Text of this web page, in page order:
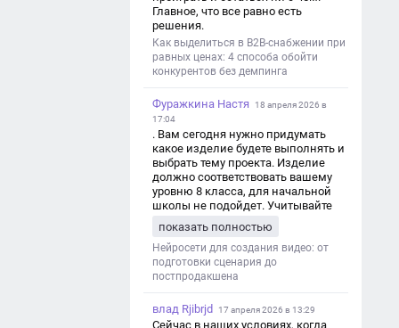
Главное, что все равно есть
решения.
Как выделиться в B2B-снабжении при
равных ценах: 4 способа обойти
конкурентов без демпинга
Фуражкина Настя
18 апреля 2026 в
17:04
. Вам сегодня нужно придумать
какое изделие будете выполнять и
выбрать тему проекта. Изделие
должно соответствовать вашему
уровню 8 класса, для начальной
школы не подойдет. Учитывайте
уровня работы. Структура проекта 1.
Титульный лист - Название школы.
- Тип работы: «Проектная работа». -
Тема проекта. - Кто выполнил:
должность учителя. - Город, год. 2.
Введение - Актуальность темы
показать полностью
Нейросети для создания видео: от
подготовки сценария до
постпродакшена
влад Rjibrjd 17 апреля 2026 в 13:29
Сейчас в наших условиях, когда